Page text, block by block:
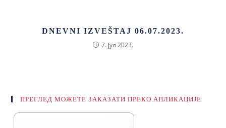
DNEVNI IZVEŠTAJ 06.07.2023.
7. јул 2023.
ПРЕГЛЕД МОЖЕТЕ ЗАКАЗАТИ ПРЕКО АПЛИКАЦИЈЕ